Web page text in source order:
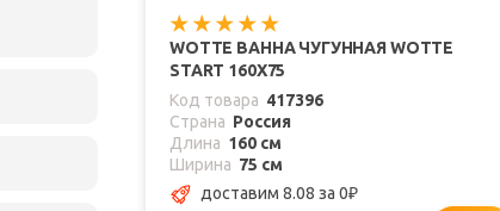
WOTTE ВАННА ЧУГУННАЯ WOTTE
START 160Х75
Код товара 417396
Страна Россия
Длина 160 см
Ширина 75 см
доставим 8.08 за 0₽